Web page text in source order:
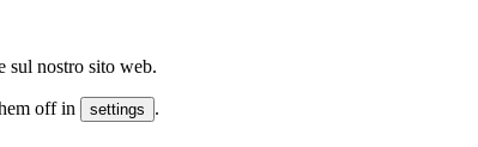
sul nostro sito web.
off in settings .